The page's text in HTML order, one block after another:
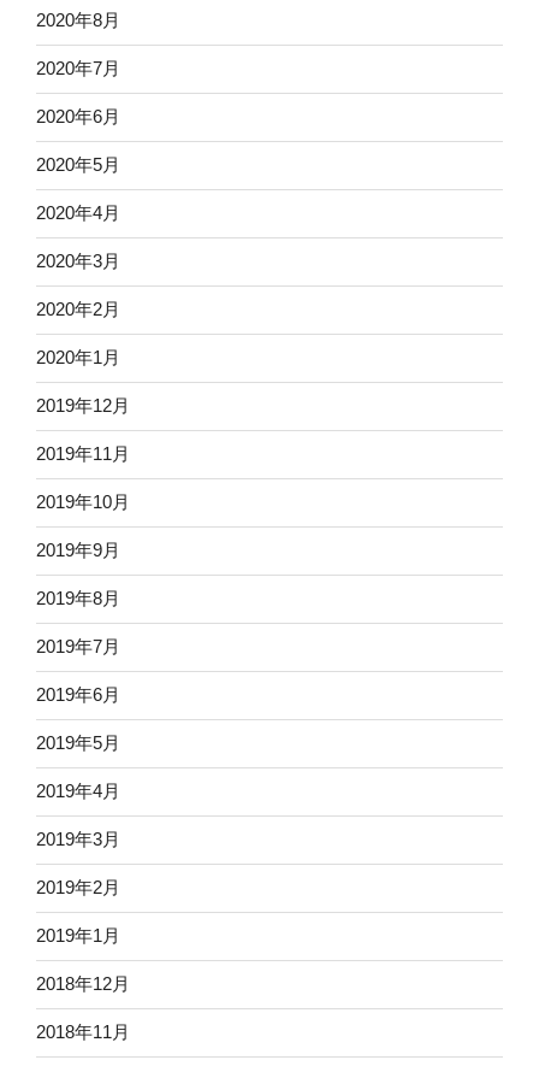
2020年8月
2020年7月
2020年6月
2020年5月
2020年4月
2020年3月
2020年2月
2020年1月
2019年12月
2019年11月
2019年10月
2019年9月
2019年8月
2019年7月
2019年6月
2019年5月
2019年4月
2019年3月
2019年2月
2019年1月
2018年12月
2018年11月